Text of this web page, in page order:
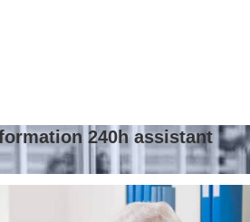
240h assistant